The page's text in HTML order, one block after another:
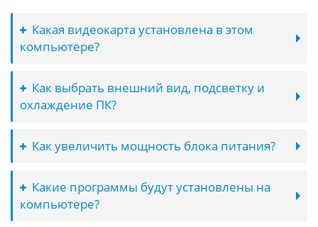
Какая видеокарта установлена в этом
компьютере?
Как выбрать внешний вид, подсветку и
охлаждение ПК?
Как увеличить мощность блока питания?
Какие программы будут установлены на
компьютере?